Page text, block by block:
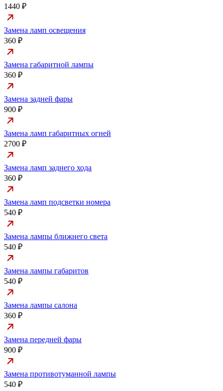
1440 ₽
Замена ламп освещения
360 ₽
Замена габаритной лампы
360 ₽
Замена задней фары
900 ₽
Замена ламп габаритных огней
2700 ₽
Замена ламп заднего хода
360 ₽
Замена ламп подсветки номера
540 ₽
Замена лампы ближнего света
540 ₽
Замена лампы габаритов
540 ₽
Замена лампы салона
360 ₽
Замена передней фары
900 ₽
Замена противотуманной лампы
540 ₽